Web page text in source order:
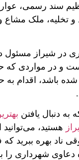
سند رسمی،
تخلیه، ملک مشاع و
در شیراز مسئول
و در مواردی که
باشد، اقدام به
دنبال یافتنبهترین
هستید، می‌توانید
بهره ببرید که
شهرداری را